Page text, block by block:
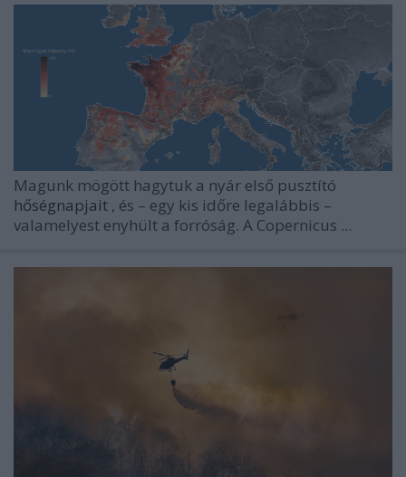
Magunk mögött hagytuk a nyár első pusztító
hőségnapjait , és – egy kis időre legalábbis –
valamelyest enyhült a forróság. A Copernicus ...